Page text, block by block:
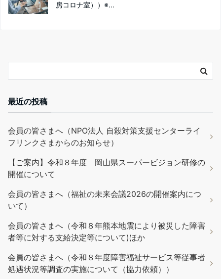
房コロナ室））※...
最近の投稿
会員の皆さまへ（NPO法人 自殺対策支援センターライ
フリンクさまからのお知らせ）
【ご案内】令和８年度 岡山県スーパービジョン研修の
開催について
会員の皆さまへ（福祉の未来会議2026の開催案内につ
いて）
会員の皆さまへ（令和８年熊本地震により被災した障害
者等に対する支給決定等について)ほか
会員の皆さまへ（令和８年度障害福祉サービス等従事者
処遇状況等調査の実施について（協力依頼））